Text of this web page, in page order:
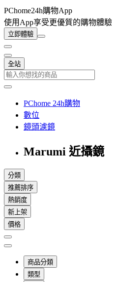
PChome24h購物App
使用App享受更優質的購物體驗
立即體驗
全站
PChome 24h購物
數位
鏡頭濾鏡
Marumi 近攝鏡
分類
推薦排序
熱銷度
新上架
價格
商品分類
類型